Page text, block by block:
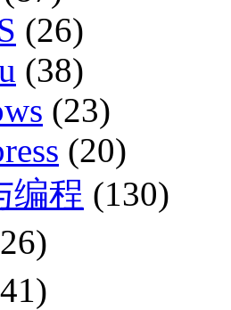
(26)
(38)
(23)
(20)
编程 (130)